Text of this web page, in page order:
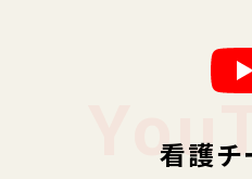
看護チ